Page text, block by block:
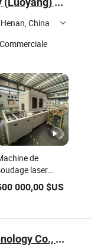
Henan, China
de
laser
à
vitesse et
de
000,00$US
Guangdong Hangao Technology Co., Ltd.